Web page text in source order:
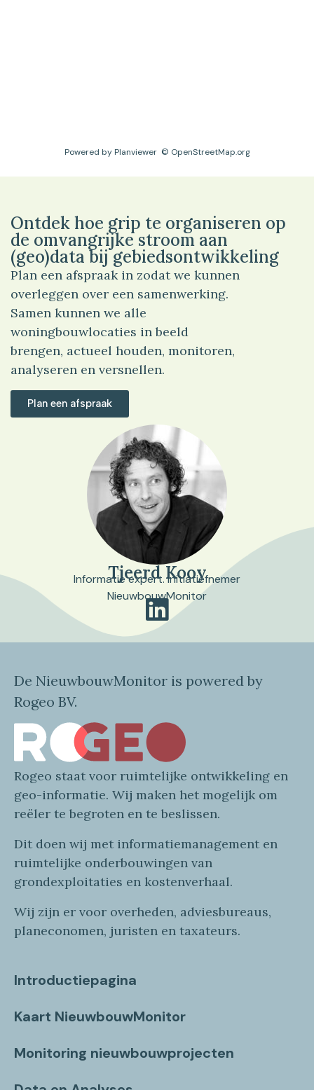
Powered by Planviewer© OpenStreetMap.org
Ontdek hoe grip te organiseren op
de omvangrijke stroom aan
(geo)data bij gebiedsontwikkeling
Plan een afspraak in zodat we kunnen
overleggen over een samenwerking.
Samen kunnen we alle
woningbouwlocaties in beeld
brengen, actueel houden, monitoren,
analyseren en versnellen.
Plan een afspraak
Tjeerd Kooy
Informatie expert. Initiatiefnemer
NieuwbouwMonitor
De NieuwbouwMonitor is powered by
Rogeo BV.
Rogeo staat voor ruimtelijke ontwikkeling en
geo-informatie. Wij maken het mogelijk om
reëler te begroten en te beslissen.
Dit doen wij met informatiemanagement en
ruimtelijke onderbouwingen van
grondexploitaties en kostenverhaal.
Wij zijn er voor overheden, adviesbureaus,
planeconomen, juristen en taxateurs.
Introductiepagina
Kaart NieuwbouwMonitor
Monitoring nieuwbouwprojecten